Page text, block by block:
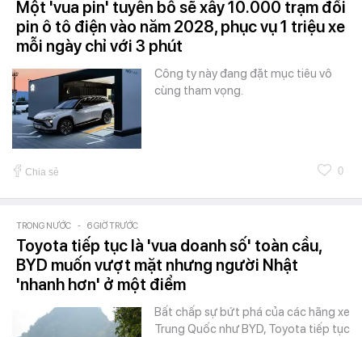
Một 'vua pin' tuyên bố sẽ xây 10.000 trạm đổi
pin ô tô điện vào năm 2028, phục vụ 1 triệu xe
mỗi ngày chỉ với 3 phút
Công ty này đang đặt mục tiêu vô
cùng tham vọng.
Chia sẻ 0
TRONG NƯỚC - 6 GIỜ TRƯỚC
Toyota tiếp tục là 'vua doanh số' toàn cầu,
BYD muốn vượt mặt nhưng người Nhật
'nhanh hơn' ở một điểm
Bất chấp sự bứt phá của các hãng xe
Trung Quốc như BYD, Toyota tiếp tục